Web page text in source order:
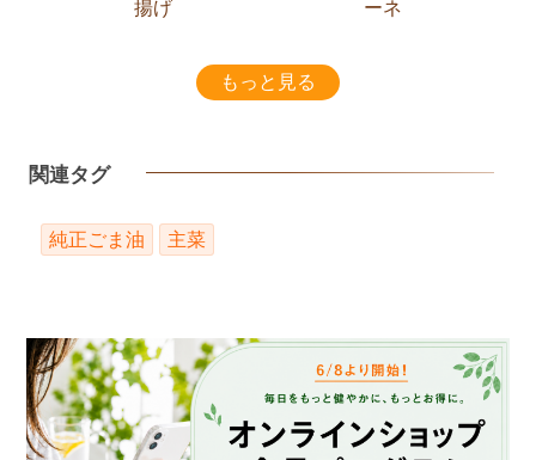
揚げ
ーネ
もっと見る
関連タグ
純正ごま油 主菜